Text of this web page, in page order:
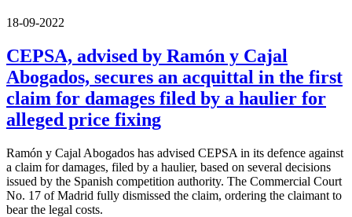
18-09-2022
CEPSA, advised by Ramón y Cajal
Abogados, secures an acquittal in the first
claim for damages filed by a haulier for
alleged price fixing
Ramón y Cajal Abogados has advised CEPSA in its defence against
a claim for damages, filed by a haulier, based on several decisions
issued by the Spanish competition authority. The Commercial Court
No. 17 of Madrid fully dismissed the claim, ordering the claimant to
bear the legal costs.